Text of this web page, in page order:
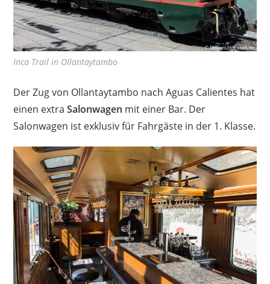
Inca Trail in Ollantaytambo
Der Zug von Ollantaytambo nach Aguas Calientes hat
einen extraSalonwagen mit einer Bar. Der
Salonwagen ist exklusiv für Fahrgäste in der 1. Klasse.